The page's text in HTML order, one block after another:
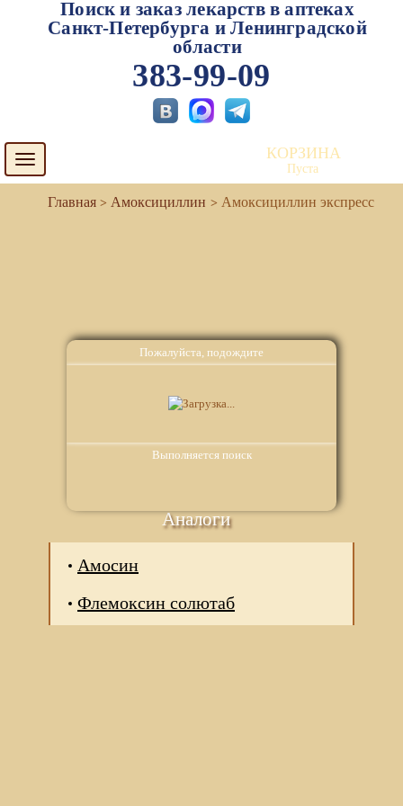
Пожалуйста, подождите
Выполняется поиск
Поиск и заказ лекарств в аптеках
Санкт-Петербурга и Ленинградской
области
383-99-09
Toggle
navigation
КОРЗИНА
Пуста
Амоксициллин Амоксициллин экспресс
Аналоги
Амосин
Флемоксин солютаб